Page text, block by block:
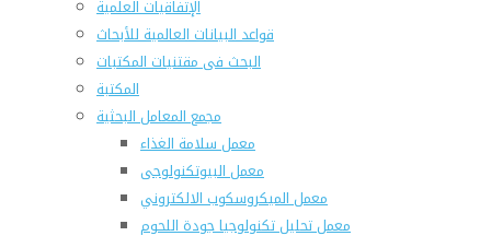
الإتفاقيات العلمية
قواعد البيانات العالمية للأبحاث
البحث فى مقتنيات المكتبات
المكتبة
مجمع المعامل البحثية
معمل سلامة الغذاء
معمل البيوتكنولوجى
معمل الميكروسكوب الالكتروني
معمل تحليل تكنولوجيا جودة اللحوم